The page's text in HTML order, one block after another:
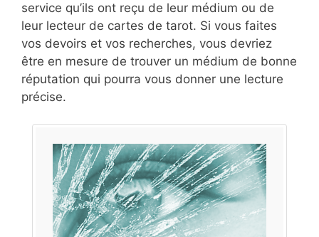
service qu’ils ont reçu de leur médium ou de
leur lecteur de cartes de tarot. Si vous faites
vos devoirs et vos recherches, vous devriez
être en mesure de trouver un médium de bonne
réputation qui pourra vous donner une lecture
précise.